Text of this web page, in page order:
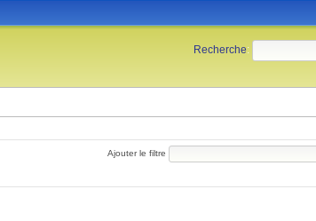
Recherche:
Ajouter le filtre